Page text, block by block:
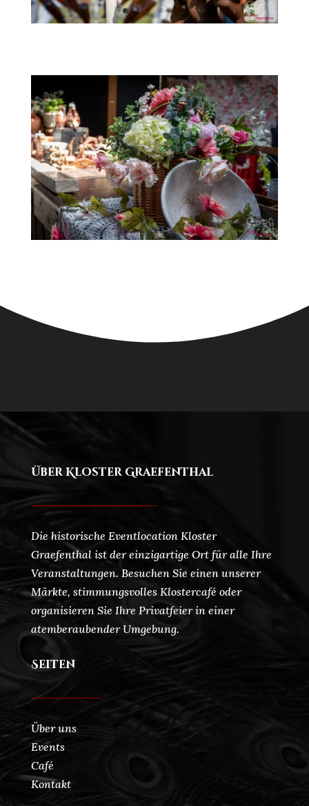
Über Kloster Graefenthal
Die historische Eventlocation Kloster
Graefenthal ist der einzigartige Ort für alle Ihre
Veranstaltungen. Besuchen Sie einen unserer
Märkte, stimmungsvolles Klostercafé oder
organisieren Sie Ihre Privatfeier in einer
atemberaubender Umgebung.
Seiten
Über uns
Events
Café
Kontakt